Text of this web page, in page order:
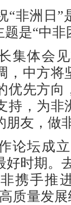
“非洲日
题是“中
集体会
，中方
优先方
持，为
朋友，做
论坛成
好时期。
携手推
质量发